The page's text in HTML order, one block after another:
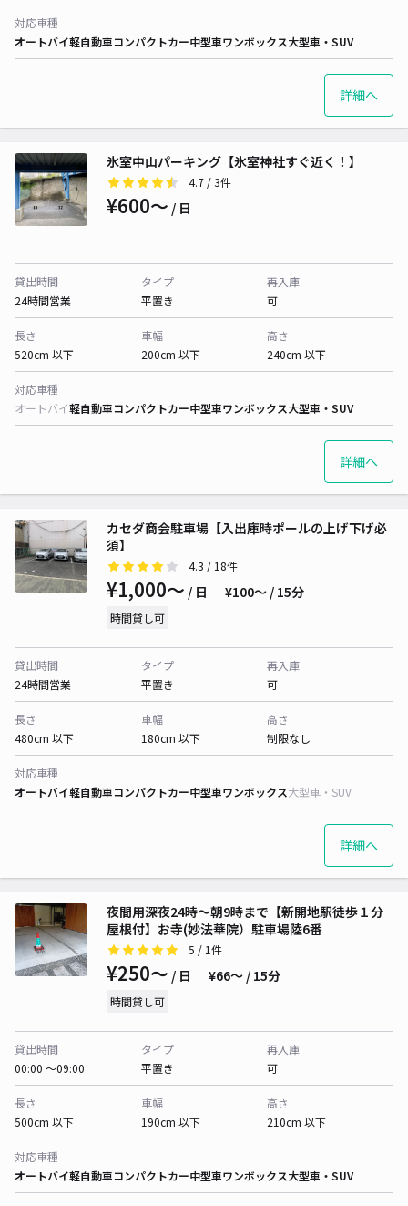
対応車種
オートバイ軽自動車コンパクトカー中型車ワンボックス大型車・SUV
詳細へ
氷室中山パーキング【氷室神社すぐ近く！】
4.7 / 3件
¥600〜 / 日
貸出時間
24時間営業
タイプ
平置き
再入庫
可
長さ
520cm 以下
車幅
200cm 以下
高さ
240cm 以下
対応車種
オートバイ軽自動車コンパクトカー中型車ワンボックス大型車・SUV
詳細へ
カセダ商会駐車場【入出庫時ポールの上げ下げ必
須】
4.3 / 18件
¥1,000〜 / 日 ¥100〜 / 15分
時間貸し可
貸出時間
24時間営業
タイプ
平置き
再入庫
可
長さ
480cm 以下
車幅
180cm 以下
高さ
制限なし
対応車種
オートバイ軽自動車コンパクトカー中型車ワンボックス大型車・SUV
詳細へ
夜間用深夜24時〜朝9時まで【新開地駅徒歩１分
屋根付】お寺(妙法華院）駐車場陸6番
5 / 1件
¥250〜 / 日 ¥66〜 / 15分
時間貸し可
貸出時間
00:00 〜09:00
タイプ
平置き
再入庫
可
長さ
500cm 以下
車幅
190cm 以下
高さ
210cm 以下
対応車種
オートバイ軽自動車コンパクトカー中型車ワンボックス大型車・SUV